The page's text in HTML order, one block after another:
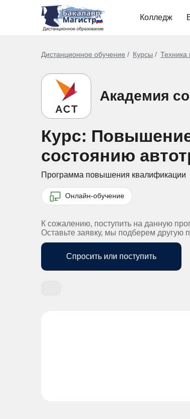
Колледж
Дистанционное обучение Курсы Техника
Академия
Курс:
состоянию
Программа повышения квалификации
Онлайн-обучение
К сожалению, поступить на данную
Оставьте заявку, мы подберем другую
Спросить или поступить